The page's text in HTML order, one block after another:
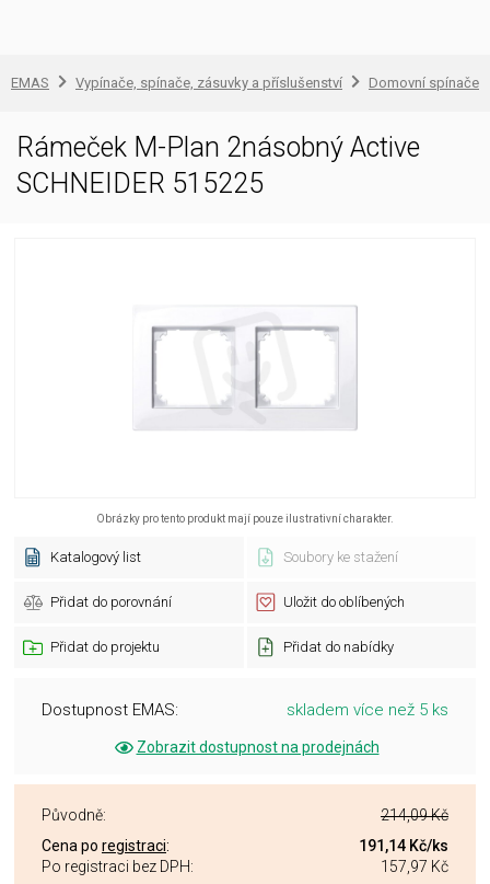
EMAS Vypínače, spínače, zásuvky a příslušenství Domovní spínače
Rámeček M-Plan 2násobný Active
SCHNEIDER 515225
Obrázky pro tento produkt mají pouze ilustrativní charakter.
Katalogový list Soubory ke stažení
Přidat do porovnání Uložit do oblíbených
Přidat do projektu Přidat do nabídky
Dostupnost EMAS: skladem více než 5 ks
Zobrazit dostupnost na prodejnách
Původně:
214,09 Kč
Cena po registraci: 191,14 Kč/ks
Po registraci bez DPH:
157,97 Kč